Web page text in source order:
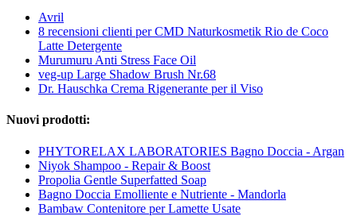
Avril
8 recensioni clienti per CMD Naturkosmetik Rio de Coco
Latte Detergente
Murumuru Anti Stress Face Oil
veg-up Large Shadow Brush Nr.68
Dr. Hauschka Crema Rigenerante per il Viso
Nuovi prodotti:
PHYTORELAX LABORATORIES Bagno Doccia - Argan
Niyok Shampoo - Repair & Boost
Propolia Gentle Superfatted Soap
Bagno Doccia Emolliente e Nutriente - Mandorla
Bambaw Contenitore per Lamette Usate